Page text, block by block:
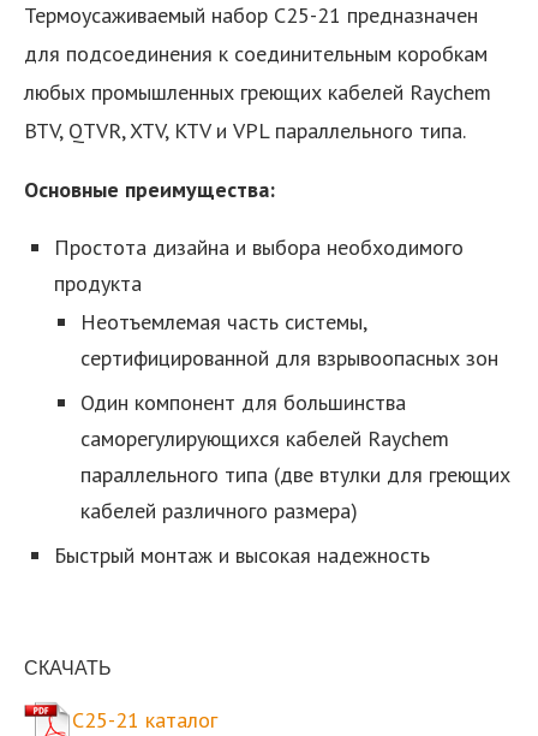
Термоусаживаемый набор C25-21 предназначен
для подсоединения к соединительным коробкам
любых промышленных греющих кабелей Raychem
BTV, QTVR, XTV, KTV и VPL параллельного типа.
Основные преимущества:
Простота дизайна и выбора необходимого
продукта
Неотъемлемая часть системы,
сертифицированной для взрывоопасных зон
Один компонент для большинства
саморегулирующихся кабелей Raychem
параллельного типа (две втулки для греющих
кабелей различного размера)
Быстрый монтаж и высокая надежность
СКАЧАТЬ
C25-21 каталог